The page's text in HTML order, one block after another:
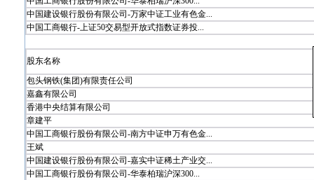
中国建设银行股份有限公司-万家中证工业有色金...
中国工商银行-上证50交易型开放式指数证券投...
股东名称
包头钢铁(集团)有限责任公司
嘉鑫有限公司
香港中央结算有限公司
章建平
中国工商银行股份有限公司-南方中证申万有色金...
王斌
中国建设银行股份有限公司-嘉实中证稀土产业交...
中国工商银行股份有限公司-华泰柏瑞沪深300...